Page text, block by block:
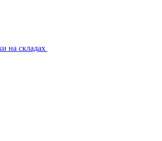
на складах